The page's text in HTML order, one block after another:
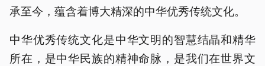
承至今，蕴含着博大精深的中华优秀传统文化。
中华优秀传统文化是中华文明的智慧结晶和精华
所在，是中华民族的精神命脉，是我们在世界文